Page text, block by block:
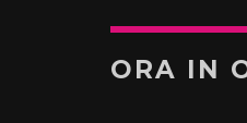
ORA IN